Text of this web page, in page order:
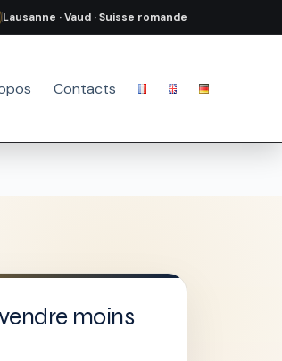
Lausanne · Vaud · Suisse romande
Contacts
moins